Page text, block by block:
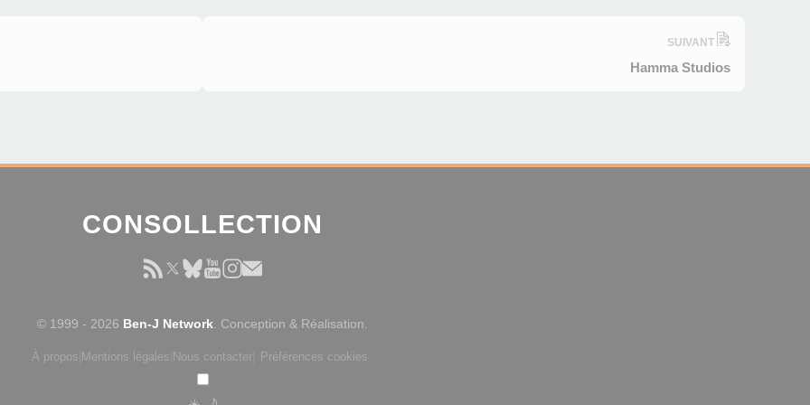
SUIVANT
Hamma Studios
CONSOLLECTION
© 1999 - 2026 Ben-J Network . Conception & Réalisation.
À propos Mentions légales Nous contacter Préférences cookies